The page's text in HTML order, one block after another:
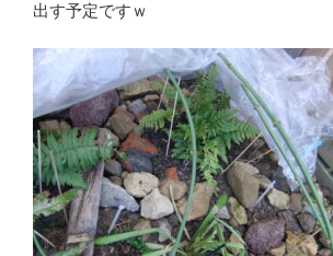
出す予定ですｗ